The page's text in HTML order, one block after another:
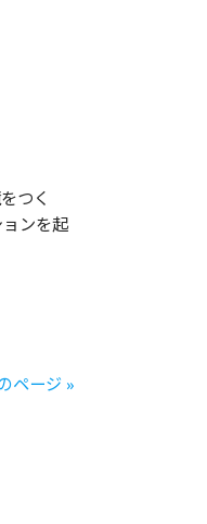
つく
ンを起
ページ »